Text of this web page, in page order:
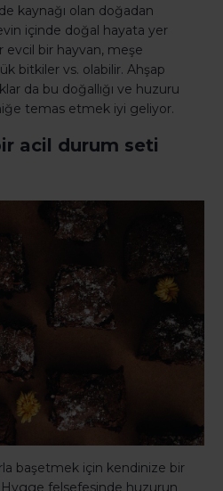
kaynağı olan doğadan
içinde doğal hayata yer
evcil bir hayvan, meşe
bitkiler vs. olabilir. Ahşap
da bu doğallığı ve huzuru
temas etmek iyi geliyor.
acil durum seti
başetmek için kendinize bir
Hygge felsefesinde huzurun